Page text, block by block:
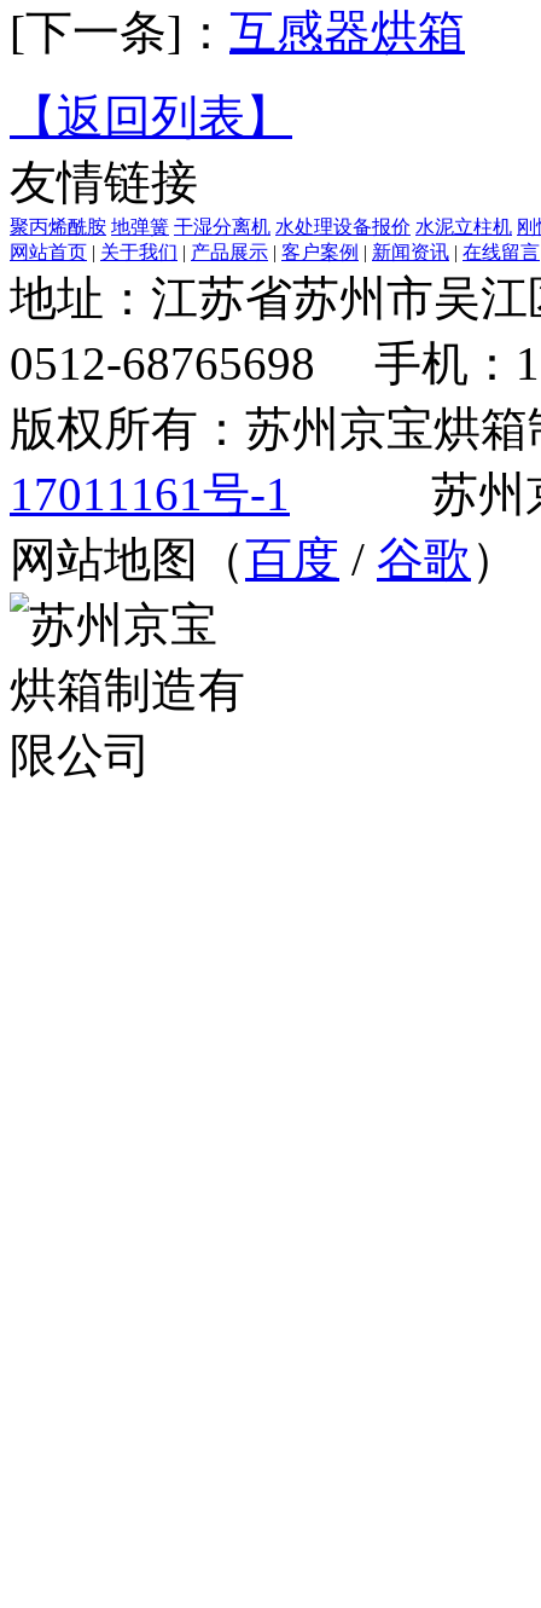
[下一条]： 互感器烘箱
【返回列表】
友情链接
聚丙烯酰胺 地弹簧 干湿分离机 水处理设备报价 水泥立柱机
网站首页 | 关于我们 | 产品展示 | 客户案例 | 新闻资讯 | 在线留言
地址：江苏省苏州市吴
0512-68765698 手机：
版权所有：苏州京宝
17011161号-1 苏州京
网站地图（百度 / 谷歌 ）